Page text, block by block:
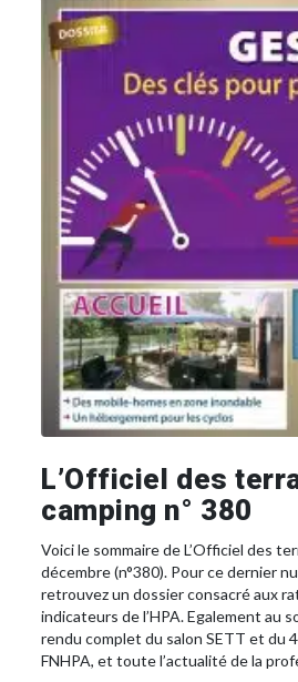
L’Officiel des
camping n° 380
Voici le sommaire de L’Officiel des
décembre (n°380). Pour ce dernier
retrouvez un dossier consacré aux
indicateurs de l’HPA. Egalement au
rendu complet du salon SETT et du
FNHPA, et toute l’actualité de la